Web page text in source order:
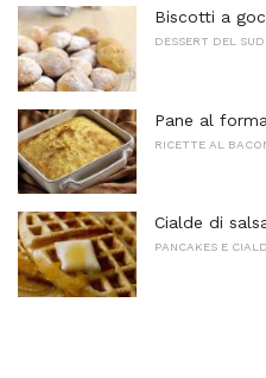
Biscotti a
DESSERT DEL SUD
Pane al
RICETTE AL
Cialde di
PANCAKES E